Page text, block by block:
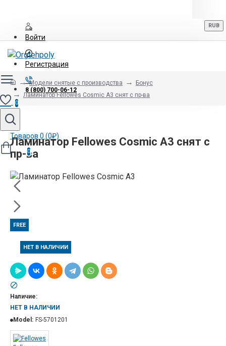
Войти
Регистрация
8 (800) 700-06-12
RUB
0
Товаров 0 (0₽)
0
Модели снятые с производства
Бонус
Ламинатор Fellowes Cosmic A3 снят с пр-ва
Ламинатор Fellowes Cosmic A3 снят с
пр-ва
FREE
НЕТ В НАЛИЧИИ
Наличие:
НЕТ В НАЛИЧИИ
Model: FS-5701201